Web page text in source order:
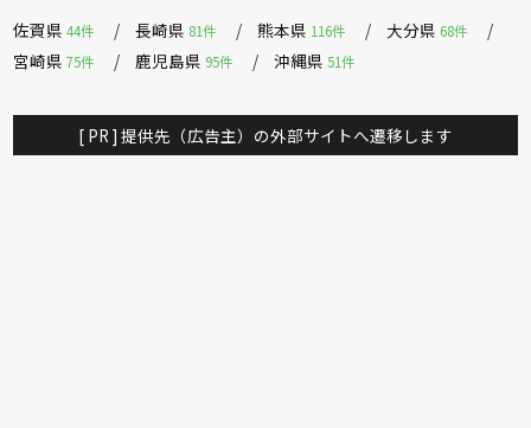
佐賀県44件 長崎県 81件 熊本県 116件 大分県 68件
宮崎県75件 鹿児島県 95件 沖縄県51件
[ PR ] 提供先（広告主）の外部サイトへ遷移します